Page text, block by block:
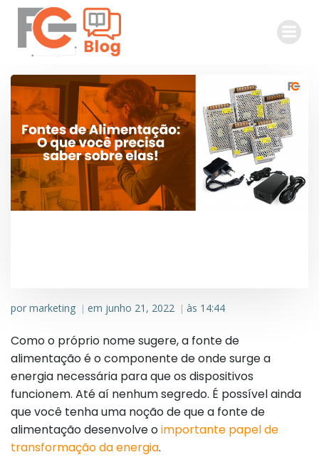
por marketing | em junho 21, 2022 | às 14:44
Como o próprio nome sugere, a fonte de
alimentação é o componente de onde surge a
energia necessária para que os dispositivos
funcionem. Até aí nenhum segredo. É possível ainda
que você tenha uma noção de que a fonte de
alimentação desenvolve oimportante papel de
transformação da energia.